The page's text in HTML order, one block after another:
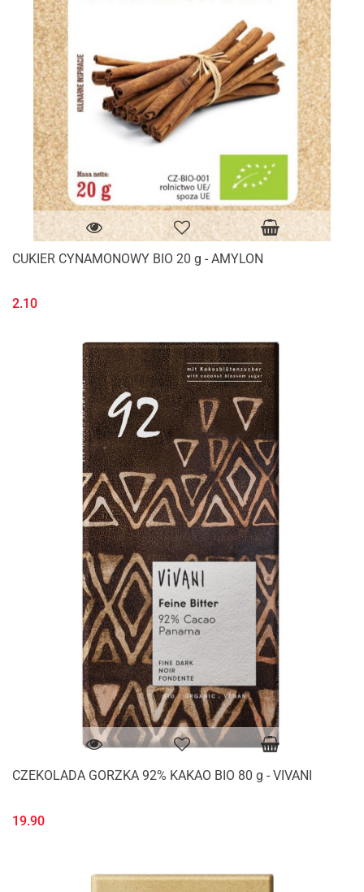
CUKIER CYNAMONOWY BIO 20 g - AMYLON
2.10
CZEKOLADA GORZKA 92% KAKAO BIO 80 g - VIVANI
19.90